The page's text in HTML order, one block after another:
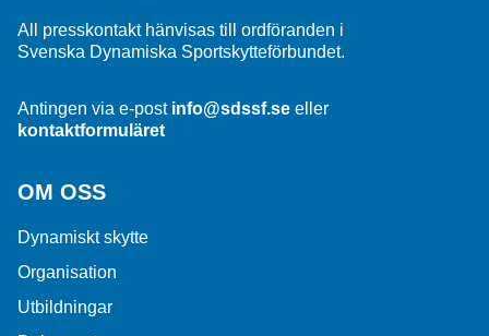
All presskontakt hänvisas till ordföranden i
Svenska Dynamiska Sportskytteförbundet.
Antingen via e-post info@sdssf.se eller
kontaktformuläret
OM OSS
Dynamiskt skytte
Organisation
Utbildningar